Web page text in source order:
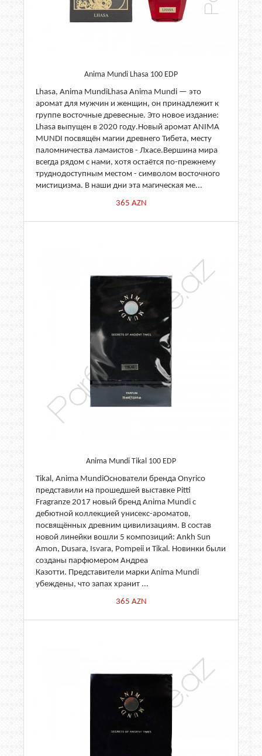
Anima Mundi Lhasa 100 EDP
Lhasa, Anima MundiLhasa Anima Mundi — это
аромат для мужчин и женщин, он принадлежит к
группе восточные древесные. Это новое издание:
Lhasa выпущен в 2020 году.Новый аромат ANIMA
MUNDI посвящён магии древнего Тибета, месту
паломничества ламаистов - Лхасе.Вершина мира
всегда рядом с нами, хотя остаётся по-прежнему
труднодоступным местом - символом восточного
мистицизма. В наши дни эта магическая ме...
365 AZN
Anima Mundi Tikal 100 EDP
Tikal, Anima MundiОснователи бренда Onyrico
представили на прошедшей выставке Pitti
Fragranze 2017 новый бренд Anima Mundi с
дебютной коллекцией унисекс-ароматов,
посвящённых древним цивилизациям. В состав
новой линейки вошли 5 композиций: Ankh Sun
Amon, Dusara, Isvara, Pompeii и Tikal. Новинки были
созданы парфюмером Андреа
Казотти. Представители марки Anima Mundi
убеждены, что запах хранит ...
365 AZN